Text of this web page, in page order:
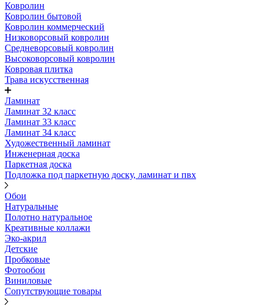
Ковролин
Ковролин бытовой
Ковролин коммерческий
Низковорсовый ковролин
Средневорсовый ковролин
Высоковорсовый ковролин
Ковровая плитка
Трава искусственная
Ламинат
Ламинат 32 класс
Ламинат 33 класс
Ламинат 34 класс
Художественный ламинат
Инженерная доска
Паркетная доска
Подложка под паркетную доску, ламинат и пвх
Обои
Натуральные
Полотно натуральное
Креативные коллажи
Эко-акрил
Детские
Пробковые
Фотообои
Виниловые
Сопутствующие товары